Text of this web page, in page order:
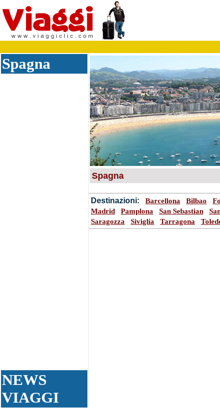
Spagna
NEWS
VIAGGI
Spagna
Destinazioni: Barcellona Bilbao
Madrid
Pamplona San Sebastian
Saragozza
Siviglia Tarragona